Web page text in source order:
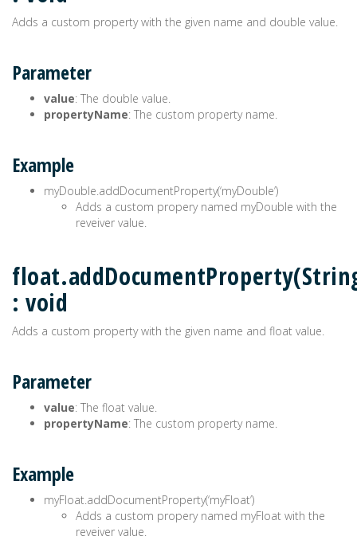
Adds a custom property with the given name and double value.
Parameter
value: The double value.
propertyName: The custom property name.
Example
myDouble.addDocumentProperty(‘myDouble’)
Adds a custom propery named myDouble with the
reveiver value.
: void
Adds a custom property with the given name and float value.
Parameter
value: The float value.
propertyName: The custom property name.
Example
myFloat.addDocumentProperty(‘myFloat’)
Adds a custom propery named myFloat with the
reveiver value.